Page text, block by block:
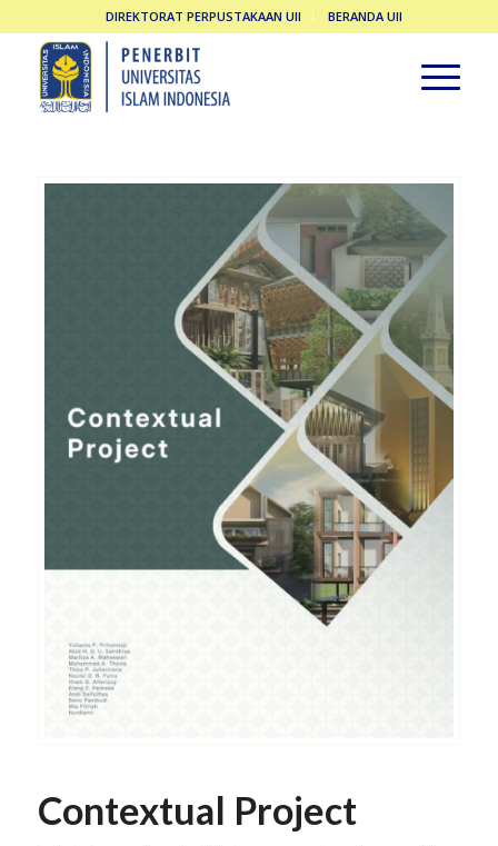
DIREKTORAT PERPUSTAKAAN UII BERANDA UII
Contextual Project